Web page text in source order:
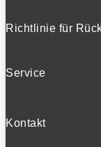
Richtlinie für
Service
Kontakt